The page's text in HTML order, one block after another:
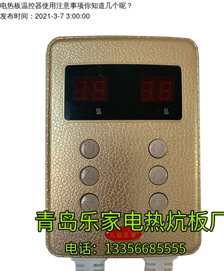
电热板温控器使用注意事项你知道几个呢？
发布时间：2021-3-7 3:00:00